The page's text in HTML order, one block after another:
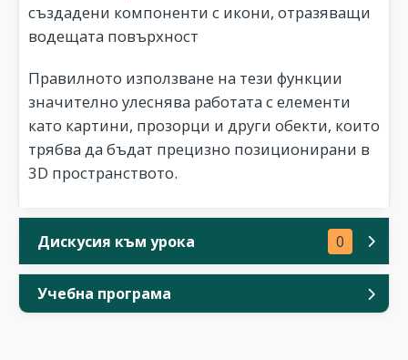
създадени компоненти с икони, отразяващи
водещата повърхност
Правилното използване на тези функции
значително улеснява работата с елементи
като картини, прозорци и други обекти, които
трябва да бъдат прецизно позиционирани в
3D пространството.
Дискусия към урока 0
Учебна програма